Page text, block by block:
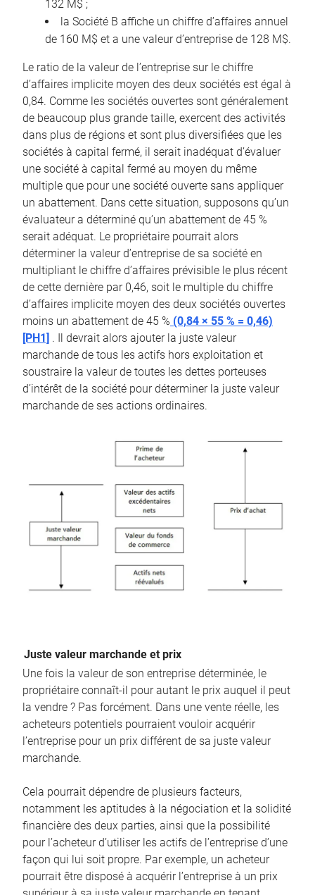
132 M$ ;
la Société B affiche un chiffre d’affaires annuel
de 160 M$ et a une valeur d’entreprise de 128 M$.
Le ratio de la valeur de l’entreprise sur le chiffre
d’affaires implicite moyen des deux sociétés est égal à
0,84. Comme les sociétés ouvertes sont généralement
de beaucoup plus grande taille, exercent des activités
dans plus de régions et sont plus diversifiées que les
sociétés à capital fermé, il serait inadéquat d’évaluer
une société à capital fermé au moyen du même
multiple que pour une société ouverte sans appliquer
un abattement. Dans cette situation, supposons qu’un
évaluateur a déterminé qu’un abattement de 45 %
serait adéquat. Le propriétaire pourrait alors
déterminer la valeur d’entreprise de sa société en
multipliant le chiffre d’affaires prévisible le plus récent
de cette dernière par 0,46, soit le multiple du chiffre
d’affaires implicite moyen des deux sociétés ouvertes
moins un abattement de 45 % (0,84 × 55 % = 0,46)
[PH1] . Il devrait alors ajouter la juste valeur
marchande de tous les actifs hors exploitation et
soustraire la valeur de toutes les dettes porteuses
d’intérêt de la société pour déterminer la juste valeur
marchande de ses actions ordinaires.
Juste valeur marchande et prix
Une fois la valeur de son entreprise déterminée, le
propriétaire connaît-il pour autant le prix auquel il peut
la vendre ? Pas forcément. Dans une vente réelle, les
acheteurs potentiels pourraient vouloir acquérir
l’entreprise pour un prix différent de sa juste valeur
marchande.
Cela pourrait dépendre de plusieurs facteurs,
notamment les aptitudes à la négociation et la solidité
financière des deux parties, ainsi que la possibilité
pour l’acheteur d’utiliser les actifs de l’entreprise d’une
façon qui lui soit propre. Par exemple, un acheteur
pourrait être disposé à acquérir l’entreprise à un prix